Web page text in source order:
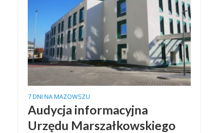
7 DNI NA MAZOWSZU
Audycja informacyjna
Urzędu Marszałkowskiego